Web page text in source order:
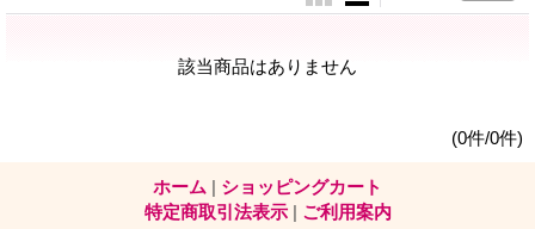
該当商品はありません
(0件/0件)
ホーム | ショッピングカート
特定商取引法表示 | ご利用案内